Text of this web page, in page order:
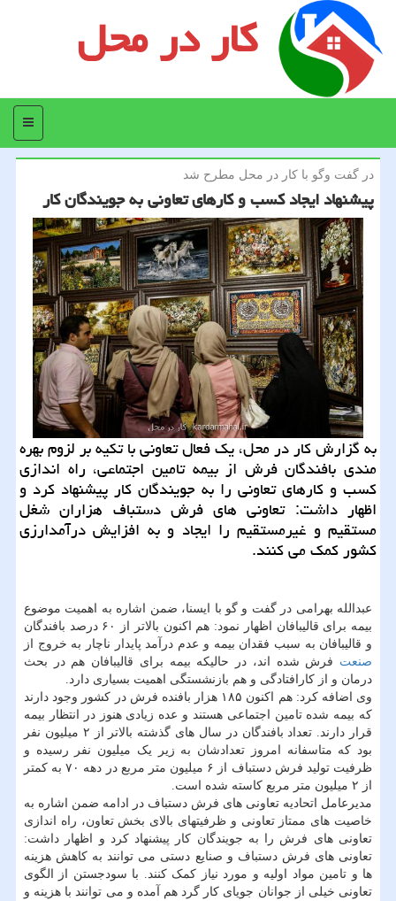
کار در محل
منو
در گفت وگو با كار در محل مطرح شد
پیشنهاد ایجاد کسب و کارهای تعاونی به جویندگان کار
به گزارش کار در محل، یک فعال تعاونی با تکیه بر لزوم بهره
مندی بافندگان فرش از بیمه تامین اجتماعی، راه اندازی
کسب و کارهای تعاونی را به جویندگان کار پیشنهاد کرد و
اظهار داشت: تعاونی های فرش دستباف هزاران شغل
مستقیم و غیرمستقیم را ایجاد و به افزایش درآمدارزی
کشور کمک می کنند.
عبدالله بهرامی در گفت و گو با ایسنا، ضمن اشاره به اهمیت موضوع
بیمه برای قالیبافان اظهار نمود: هم اکنون بالاتر از ۶۰ درصد بافندگان
و قالیبافان به سبب فقدان بیمه و عدم درآمد پایدار ناچار به خروج از
صنعت فرش شده اند، در حالیکه بیمه برای قالیبافان هم در بحث
درمان و از کارافتادگی و هم بازنشستگی اهمیت بسیاری دارد.
وی اضافه کرد: هم اکنون ۱۸۵ هزار بافنده فرش در کشور وجود دارند
که بیمه شده تامین اجتماعی هستند و عده زیادی هنوز در انتظار بیمه
قرار دارند. تعداد بافندگان در سال های گذشته بالاتر از ۲ میلیون نفر
بود که متاسفانه امروز تعدادشان به زیر یک میلیون نفر رسیده و
ظرفیت تولید فرش دستباف از ۶ میلیون متر مربع در دهه ۷۰ به کمتر
از ۲ میلیون متر مربع کاسته شده است.
مدیرعامل اتحادیه تعاونی های فرش دستباف در ادامه ضمن اشاره به
خاصیت های ممتاز تعاونی و ظرفیتهای بالای بخش تعاون، راه اندازی
تعاونی های فرش را به جویندگان کار پیشنهاد کرد و اظهار داشت:
تعاونی های فرش دستباف و صنایع دستی می توانند به کاهش هزینه
ها و تامین مواد اولیه و مورد نیاز کمک کنند. با سودجستن از الگوی
تعاونی خیلی از جوانان جویای کار گرد هم آمده و می توانند با هزینه و